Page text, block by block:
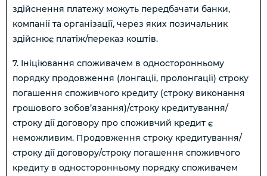
здійснення платежу можуть передбачати банки,
компанії та організації, через яких позичальник
здійснює платіж/переказ коштів.
7. Ініціювання споживачем в односторонньому
порядку продовження (лонгації, пролонгації) строку
погашення споживчого кредиту (строку виконання
грошового зобов’язання)/строку кредитування/
строку дії договору про споживчий кредит є
неможливим. Продовження строку кредитування/
строку дії договору/строку погашення споживчого
кредиту в односторонньому порядку споживачем